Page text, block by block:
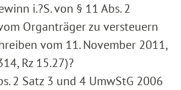
i.?S. von § 11 Abs. 2
Organträger zu versteuern
vom 11. November 2011,
Rz 15.27)?
2 Satz 3 und 4 UmwStG 2006